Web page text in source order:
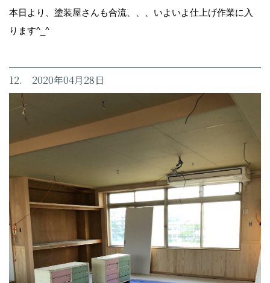
本日より、塗装屋さんも合流、、、いよいよ仕上げ作業に入
ります^_^
12. 2020年04月28日